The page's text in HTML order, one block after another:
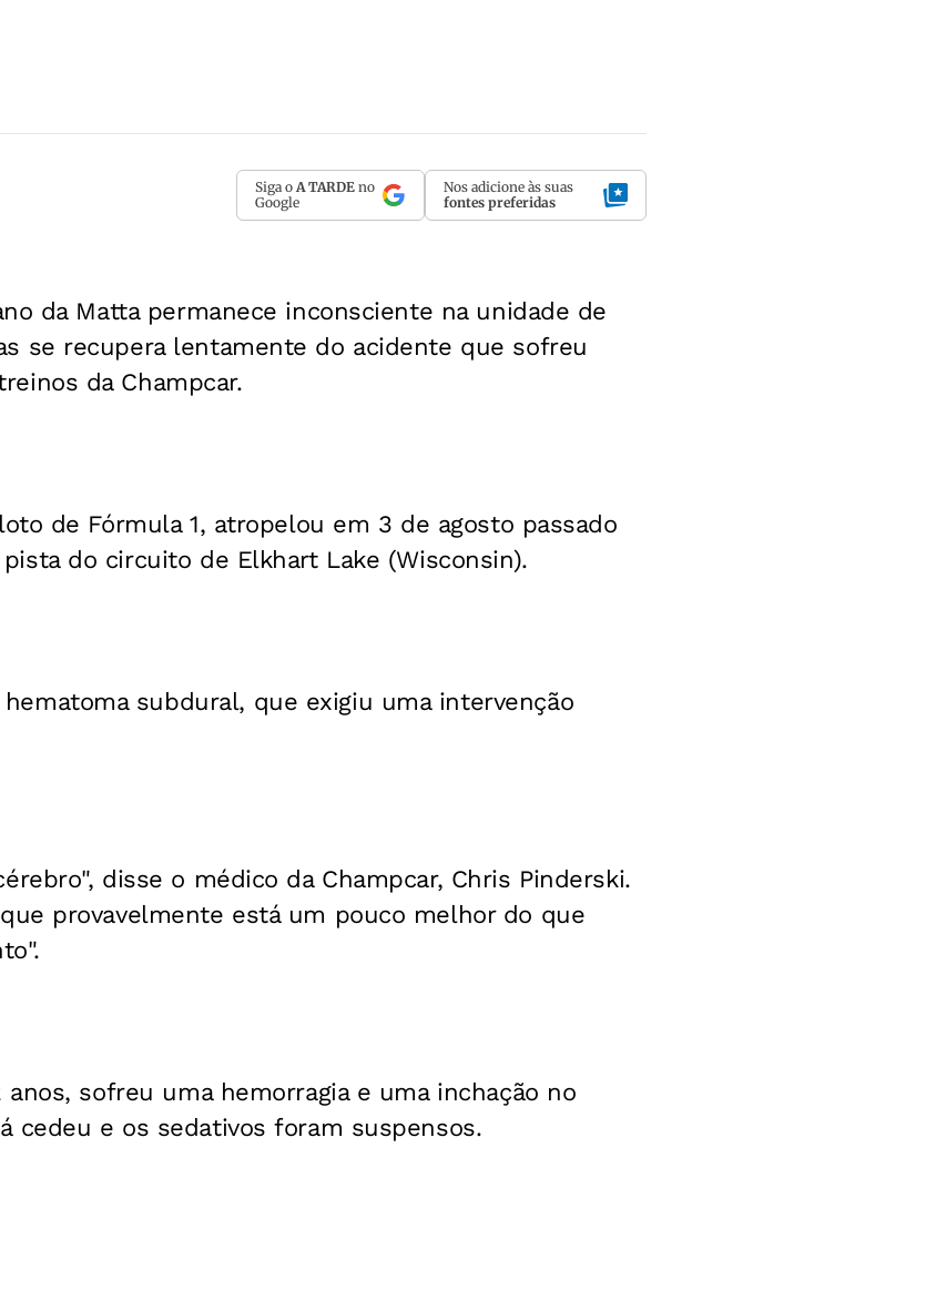
Siga o A TARDE no
Google
Nos adicione às suas
fontes preferidas
da Matta permanece inconsciente na unidade de
se recupera lentamente do acidente que sofreu
da Champcar.
de Fórmula 1, atropelou em 3 de agosto passado
do circuito de Elkhart Lake (Wisconsin).
subdural, que exigiu uma intervenção
disse o médico da Champcar, Chris Pinderski.
provavelmente está um pouco melhor do que
sofreu uma hemorragia e uma inchação no
cedeu e os sedativos foram suspensos.